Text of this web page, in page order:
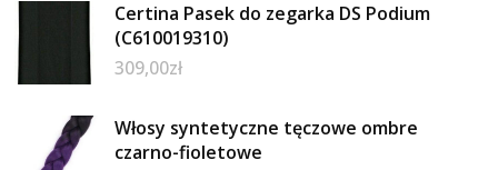
Certina Pasek do zegarka DS Podium
(C610019310)
309,00zł
Włosy syntetyczne tęczowe ombre
czarno-fioletowe